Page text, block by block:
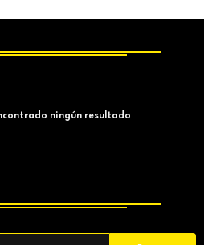
ningún resultado